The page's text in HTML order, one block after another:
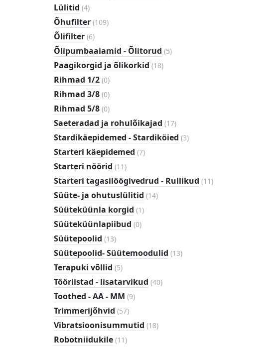
Lülitid (44)
Õhufilter (109109
)
Õlifilter (66
toodet
)
Õlipumbaaiamid - Õlitorud (55)
Paagikorgid ja õlikorkid (1818
)
Rihmad 1/2 (00)
Rihmad 3/8 (00)
Rihmad 5/8 (00
toodet
)
Saeteradad ja rohulõikajad (1717
toodet
)
Stardikäepidemed - Stardiköied (33)
Starteri käepidemed (77)
Starteri nöörid (1111
toodet
)
Starteri tagasilöögivedrud - Rullikud (1111
)
Süüte- ja ohutuslülitid (1414
)
Süüteküünla korgid (11)
Süüteküünlapiibud (00)
Süütepoolid (1313
toodet
)
Süütepoolid- Süütemoodulid (1313
)
Terapuki võllid (55
toodet
)
Tööriistad - lisatarvikud (4040
)
Toothed - AA - MM (99)
Trimmerijõhvid (5757
toodet
)
Vibratsioonisummutid (1818
)
Robotniidukile (1111
)